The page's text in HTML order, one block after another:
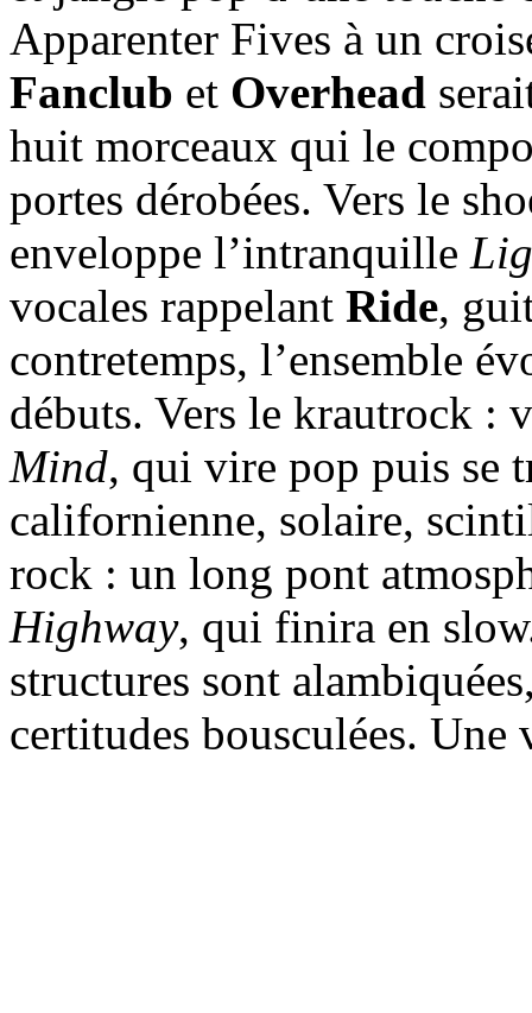
Apparenter Fives à un
Fanclub et Overhead
huit morceaux qui le
portes dérobées. Vers le
enveloppe l’intranquille
vocales rappelant Ride,
contretemps, l’ensemble
débuts. Vers le krautrock
Mind, qui vire pop puis se
californienne, solaire,
rock : un long pont
Highway, qui finira en
structures sont
certitudes bousculées. Une